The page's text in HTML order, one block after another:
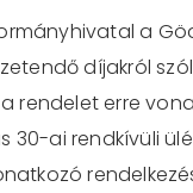
a
díjakról
erre
30-ai rendkívüli